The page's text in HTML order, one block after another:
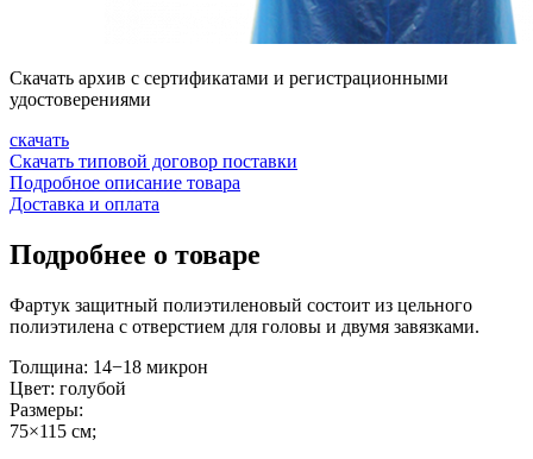
Скачать архив с сертификатами и регистрационными
удостоверениями
скачать
Скачать типовой договор поставки
Подробное описание товара
Доставка и оплата
Подробнее о товаре
Фартук защитный полиэтиленовый состоит из цельного
полиэтилена с отверстием для головы и двумя завязками.
Толщина: 14−18 микрон
Цвет: голубой
Размеры:
75×115 см;